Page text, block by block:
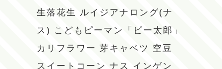
生落花生
ルイジアナロング(ナ
ス) こどもピーマン「ピー太郎」
カリフラワー 芽キャベツ 空豆
スイートコーン ナス
インゲン